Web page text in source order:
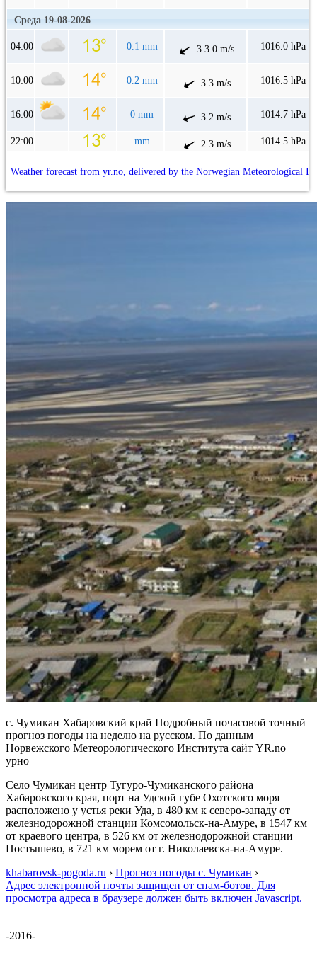
Среда 19-08-2026
04:00 0.1 mm 3.3.0 m/s 1016.0 hPa
10:00 0.2 mm 3.3 m/s 1016.5 hPa
16:00 0 mm 3.2 m/s 1014.7 hPa
22:00 mm 2.3 m/s 1014.5 hPa
Weather forecast from yr.no, delivered by the Norwegian Meteorological
с. Чумикан Хабаровский край Подробный почасовой точный
прогноз погоды на неделю на русском. По данным
Норвежского Метеорологического Института сайт YR.no
урно
Село Чумикан центр Тугуро-Чумиканского района
Хабаровского края, порт на Удской губе Охотского моря
расположено у устья реки Уда, в 480 км к северо-западу от
железнодорожной станции Комсомольск-на-Амуре, в 1547 км
от краевого центра, в 526 км от железнодорожной станции
Постышево, в 721 км морем от г. Николаевска-на-Амуре.
khabarovsk-pogoda.ru › Прогноз погоды с. Чумикан ›
Адрес электронной почты защищен от спам-ботов. Для
просмотра адреса в браузере должен быть включен Javascript.
-2016-